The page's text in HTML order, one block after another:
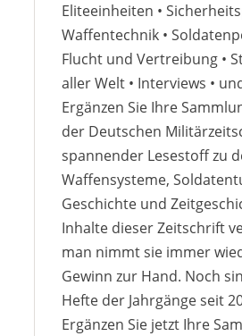
Eliteeinheiten •
Waffentechnik •
Flucht und Vertreibung •
aller Welt • Interviews •
Ergänzen Sie Ihre
der Deutschen
spannender Lesestoff zu
Waffensysteme,
Geschichte und
Inhalte dieser Zeitschrift
man nimmt sie immer
Gewinn zur Hand. Noch
Hefte der Jahrgänge seit
Ergänzen Sie jetzt Ihre